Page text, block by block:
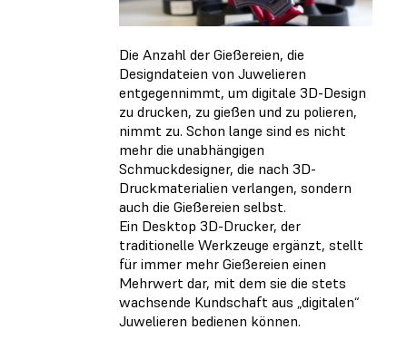
Die Anzahl der Gießereien, die
Designdateien von Juwelieren
entgegennimmt, um digitale 3D-Design
zu drucken, zu gießen und zu polieren,
nimmt zu. Schon lange sind es nicht
mehr die unabhängigen
Schmuckdesigner, die nach 3D-
Druckmaterialien verlangen, sondern
auch die Gießereien selbst.
Ein Desktop 3D-Drucker, der
traditionelle Werkzeuge ergänzt, stellt
für immer mehr Gießereien einen
Mehrwert dar, mit dem sie die stets
wachsende Kundschaft aus „digitalen“
Juwelieren bedienen können.